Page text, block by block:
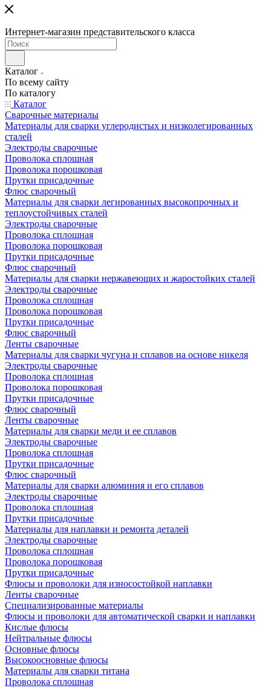
Интернет-магазин представительского класса
Каталог
По всему сайту
По каталогу
Каталог
Сварочные материалы
Материалы для сварки углеродистых и низколегированных
сталей
Электроды сварочные
Проволока сплошная
Проволока порошковая
Прутки присадочные
Флюс сварочный
Материалы для сварки легированных высокопрочных и
теплоустойчивых сталей
Электроды сварочные
Проволока сплошная
Проволока порошковая
Прутки присадочные
Флюс сварочный
Материалы для сварки нержавеющих и жаростойких сталей
Электроды сварочные
Проволока сплошная
Проволока порошковая
Прутки присадочные
Флюс сварочный
Ленты сварочные
Материалы для сварки чугуна и сплавов на основе никеля
Электроды сварочные
Проволока сплошная
Проволока порошковая
Прутки присадочные
Флюс сварочный
Ленты сварочные
Материалы для сварки меди и ее сплавов
Электроды сварочные
Проволока сплошная
Прутки присадочные
Флюс сварочный
Материалы для сварки алюминия и его сплавов
Электроды сварочные
Проволока сплошная
Прутки присадочные
Материалы для наплавки и ремонта деталей
Электроды сварочные
Проволока сплошная
Проволока порошковая
Прутки присадочные
Флюсы и проволоки для износостойкой наплавки
Ленты сварочные
Специализированные материалы
Флюсы и проволоки для автоматической сварки и наплавки
Кислые флюсы
Нейтральные флюсы
Основные флюсы
Высокоосновные флюсы
Материалы для сварки титана
Проволока сплошная